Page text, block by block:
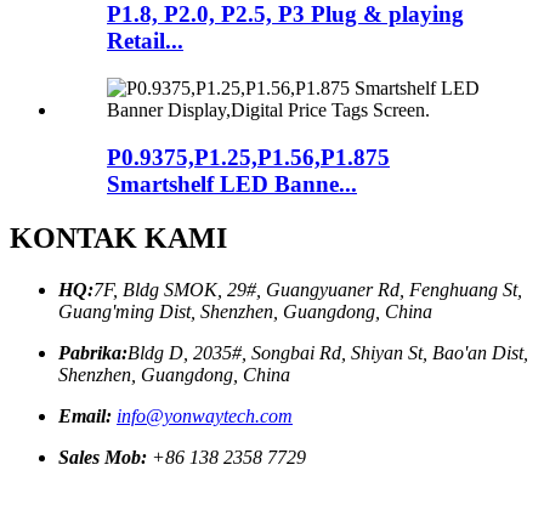
P1.8, P2.0, P2.5, P3 Plug & playing
Retail...
P0.9375,P1.25,P1.56,P1.875
Smartshelf LED Banne...
KONTAK KAMI
HQ:7F, Bldg SMOK, 29#, Guangyuaner Rd, Fenghuang St,
Guang'ming Dist, Shenzhen, Guangdong, China
Pabrika:Bldg D, 2035#, Songbai Rd, Shiyan St, Bao'an Dist,
Shenzhen, Guangdong, China
Email: info@yonwaytech.com
Sales Mob: +86 138 2358 7729